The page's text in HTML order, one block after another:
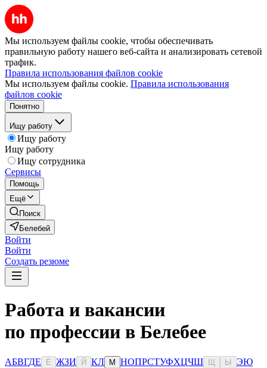
Мы используем файлы cookie, чтобы обеспечивать
правильную работу нашего веб-сайта и анализировать сетевой
трафик.
Правила использования файлов cookie
Мы используем файлы cookie. Правила использования
файлов cookie
Понятно
Ищу работу
Ищу работу
Ищу работу
Ищу сотрудника
Сервисы
Помощь
Ещё
Поиск
Белебей
Войти
Войти
Создать резюме
Работа и вакансии
по профессии в Белебее
АБВГДЕ Ё ЖЗИ Й КЛ М НОПРСТУФХЦЧШ Ы ЭЮ